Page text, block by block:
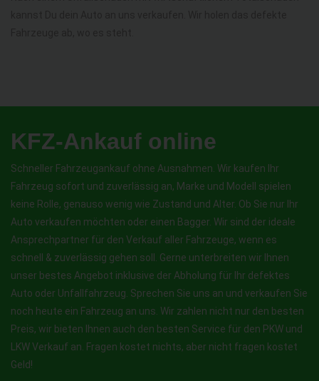
KFZ-Ankauf online
Schneller Fahrzeugankauf ohne Ausnahmen. Wir kaufen Ihr
Fahrzeug sofort und zuverlässig an, Marke und Modell spielen
keine Rolle, genauso wenig wie Zustand und Alter. Ob Sie nur Ihr
Auto verkaufen möchten oder einen Bagger. Wir sind der ideale
Ansprechpartner für den Verkauf aller Fahrzeuge, wenn es
schnell & zuverlässig gehen soll. Gerne unterbreiten wir Ihnen
unser bestes Angebot inklusive der Abholung für Ihr defektes
Auto oder Unfallfahrzeug. Sprechen Sie uns an und verkaufen Sie
noch heute ein Fahrzeug an uns. Wir zahlen nicht nur den besten
Preis, wir bieten Ihnen auch den besten Service für den PKW und
LKW Verkauf an. Fragen kostet nichts, aber nicht fragen kostet
Geld!